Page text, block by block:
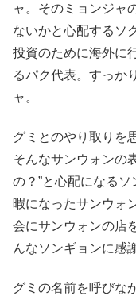
ャ。そのミョンジャ
ないかと心配するソ
投資のために海外に
るパク代表。すっか
ャ。
グミとのやり取りを
そんなサンウォンの
の？”と心配になるソ
暇になったサンウォ
会にサンウォンの店
んなソンギョンに感
グミの名前を呼びな